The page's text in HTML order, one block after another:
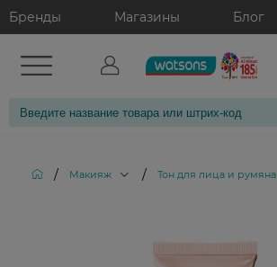
Бренды Магазины Блог
/ Макияж / Тон для лица и румяна